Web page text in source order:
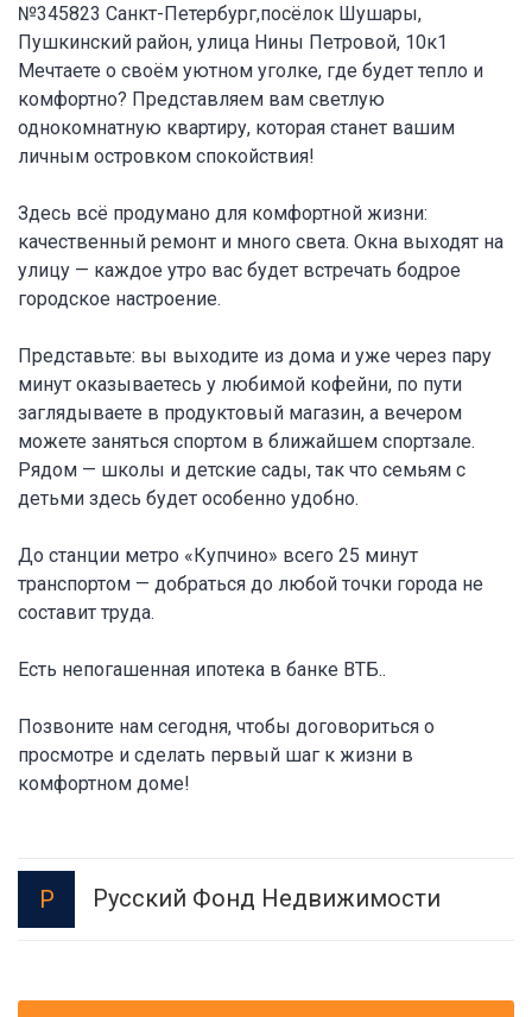
№345823 Санкт-Петербург,посёлок Шушары,
Пушкинский район, улица Нины Петровой, 10к1
Мечтаете о своём уютном уголке, где будет тепло и
комфортно? Представляем вам светлую
однокомнатную квартиру, которая станет вашим
личным островком спокойствия!
Здесь всё продумано для комфортной жизни:
качественный ремонт и много света. Окна выходят на
улицу — каждое утро вас будет встречать бодрое
городское настроение.
Представьте: вы выходите из дома и уже через пару
минут оказываетесь у любимой кофейни, по пути
заглядываете в продуктовый магазин, а вечером
можете заняться спортом в ближайшем спортзале.
Рядом — школы и детские сады, так что семьям с
детьми здесь будет особенно удобно.
До станции метро «Купчино» всего 25 минут
транспортом — добраться до любой точки города не
составит труда.
Есть непогашенная ипотека в банке ВТБ..
Позвоните нам сегодня, чтобы договориться о
просмотре и сделать первый шаг к жизни в
комфортном доме!
Р Русский Фонд Недвижимости